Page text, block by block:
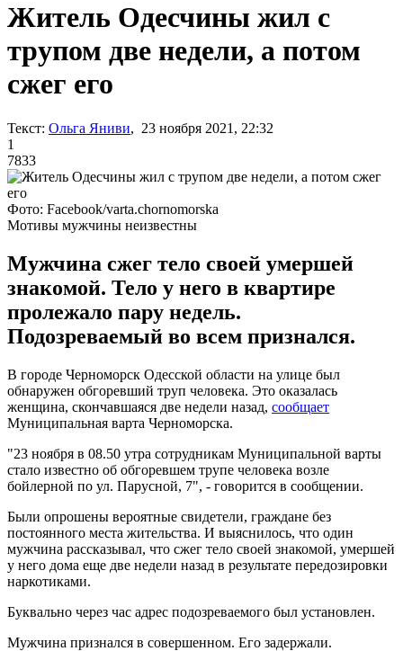
Житель Одесчины жил с
трупом две недели, а потом
сжег его
Текст: Ольга Яниви, 23 ноября 2021, 22:32
1
7833
Фото: Facebook/varta.chornomorska
Мотивы мужчины неизвестны
Мужчина сжег тело своей умершей
знакомой. Тело у него в квартире
пролежало пару недель.
Подозреваемый во всем признался.
В городе Черноморск Одесской области на улице был
обнаружен обгоревший труп человека. Это оказалась
женщина, скончавшаяся две недели назад, сообщает
Муниципальная варта Черноморска.
"23 ноября в 08.50 утра сотрудникам Муниципальной варты
стало известно об обгоревшем трупе человека возле
бойлерной по ул. Парусной, 7", - говорится в сообщении.
Были опрошены вероятные свидетели, граждане без
постоянного места жительства. И выяснилось, что один
мужчина рассказывал, что сжег тело своей знакомой, умершей
у него дома еще две недели назад в результате передозировки
наркотиками.
Буквально через час адрес подозреваемого был установлен.
Мужчина признался в совершенном. Его задержали.